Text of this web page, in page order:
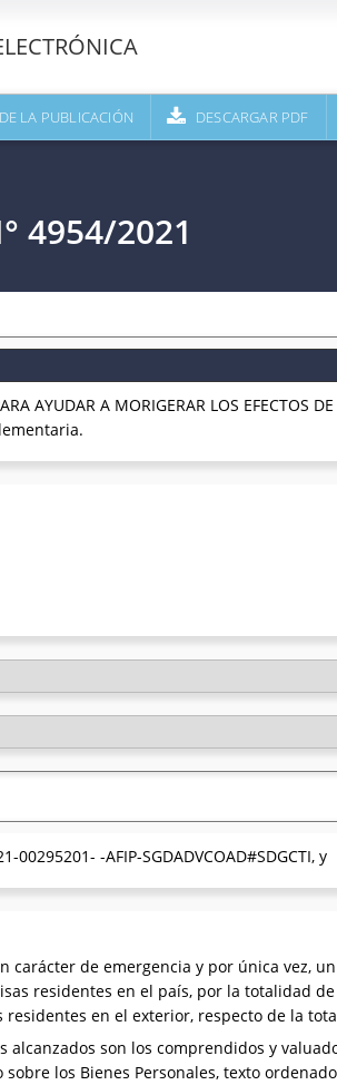
LA PUBLICACIÓN DESCARGAR PDF
4954/2021
AYUDAR A MORIGERAR LOS
-AFIP-SGDADVCOAD#SDGCTI, y
carácter de emergencia y por única vez,
residentes en el país, por la totalidad
en el exterior, respecto de la
son los comprendidos y
sobre los Bienes Personales, texto